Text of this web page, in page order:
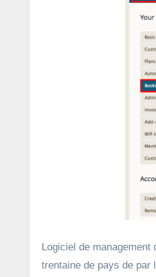
Logiciel de management
trentaine de pays de par